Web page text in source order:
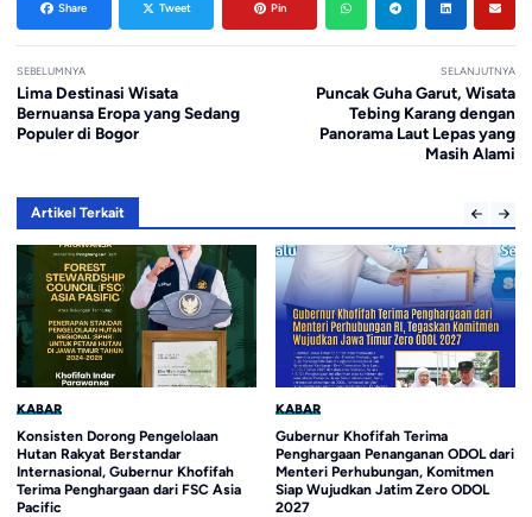
Share Tweet Pin
SEBELUMNYA
Lima Destinasi Wisata
Bernuansa Eropa yang Sedang
Populer di Bogor
SELANJUTNYA
Puncak Guha Garut, Wisata
Tebing Karang dengan
Panorama Laut Lepas yang
Masih Alami
Artikel Terkait
Dorong Pengelolaan
Rakyat Berstandar
Gubernur Khofifah
Penghargaan dari FSC Asia
KABAR
Gubernur Khofifah Terima
Penghargaan Penanganan ODOL dari
Menteri Perhubungan, Komitmen
Siap Wujudkan Jatim Zero ODOL
2027